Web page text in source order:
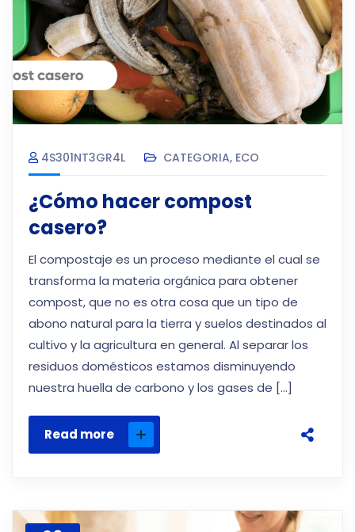
4S301NT3GR4L CATEGORIA, ECO
¿Cómo hacer compost
casero?
El compostaje es un proceso mediante el cual se
transforma la materia orgánica para obtener
compost, que no es otra cosa que un tipo de
abono natural para la tierra y suelos destinados al
cultivo y la agricultura en general. Al separar los
residuos domésticos estamos disminuyendo
nuestra huella de carbono y los gases de […]
Read more